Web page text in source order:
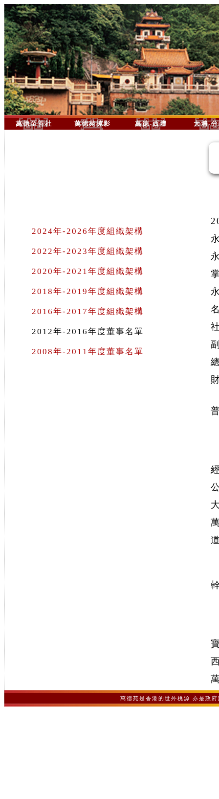
萬德至善社 萬德苑掠影 萬德-西壇 大埔-
2024年-2026年度組織架構
2022年-2023年度組織架構
2020年-2021年度組織架構
2018年-2019年度組織架構
2016年-2017年度組織架構
2012年-2016年度董事名單
2008年-2011年度董事名單
萬德苑是香港的世外桃源 亦是